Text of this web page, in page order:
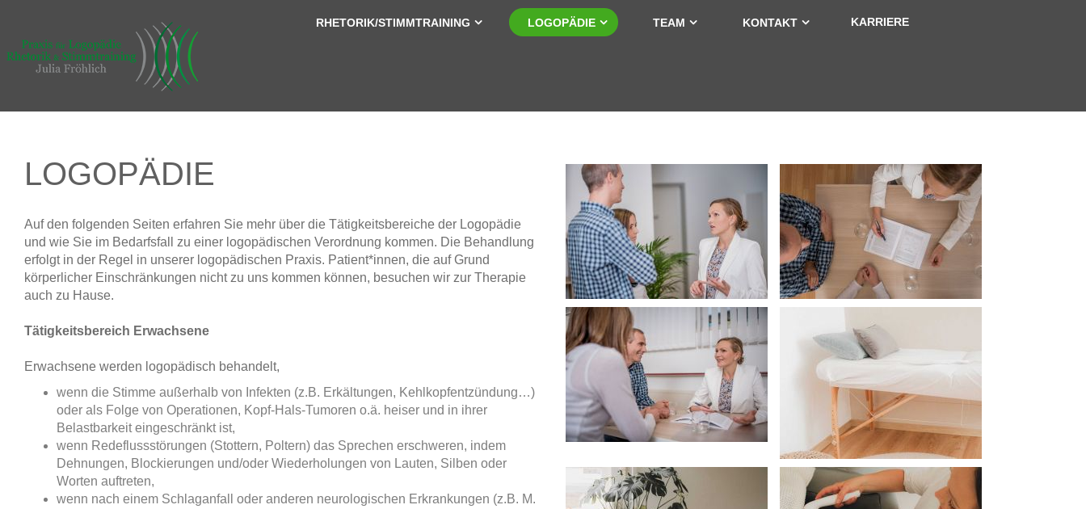
RHETORIK/STIMMTRAINING LOGOPÄDIE TEAM KONTAKT KARRIERE
LOGOPÄDIE
Auf den folgenden Seiten erfahren Sie mehr über die Tätigkeitsbereiche der Logopädie
und wie Sie im Bedarfsfall zu einer logopädischen Verordnung kommen. Die Behandlung
erfolgt in der Regel in unserer logopädischen Praxis. Patient*innen, die auf Grund
körperlicher Einschränkungen nicht zu uns kommen können, besuchen wir zur Therapie
auch zu Hause.
Tätigkeitsbereich Erwachsene
Erwachsene werden logopädisch behandelt,
wenn die Stimme außerhalb von Infekten (z.B. Erkältungen, Kehlkopfentzündung…)
oder als Folge von Operationen, Kopf-Hals-Tumoren o.ä. heiser und in ihrer
Belastbarkeit eingeschränkt ist,
wenn Redeflussstörungen (Stottern, Poltern) das Sprechen erschweren, indem
Dehnungen, Blockierungen und/oder Wiederholungen von Lauten, Silben oder
Worten auftreten,
wenn nach einem Schlaganfall oder anderen neurologischen Erkrankungen (z.B. M.